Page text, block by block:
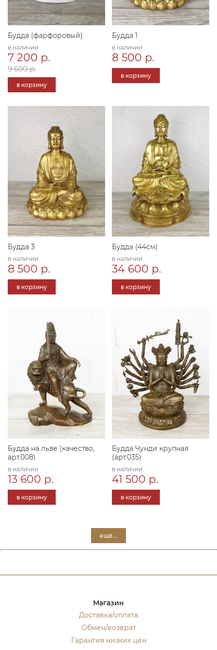
Будда (фарфоровый)
в наличии
7 200 р.
9 500 р.
в корзину
Будда 1
в наличии
8 500 р.
в корзину
Будда 3
в наличии
8 500 р.
в корзину
Будда (44см)
в наличии
34 600 р.
в корзину
Будда на льве (качество,
арт.008)
в наличии
13 600 р.
в корзину
Будда Чунди крупная
(арт.035)
в наличии
41 500 р.
в корзину
ещё...
Магазин
Доставка/оплата
Обмен/возврат
Гарантия низких цен